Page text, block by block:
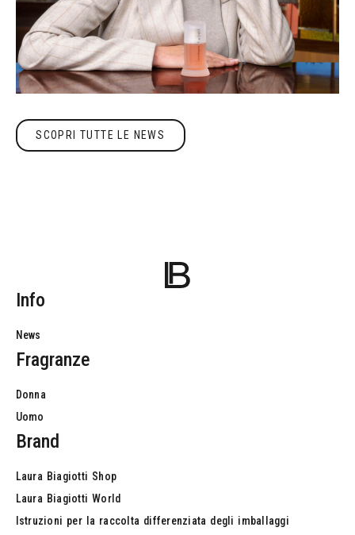
Scopri tutte le news
SCOPRI TUTTE LE NEWS
Info
News
Fragranze
Donna
Uomo
Brand
Laura Biagiotti Shop
Laura Biagiotti World
Istruzioni per la raccolta differenziata degli imballaggi